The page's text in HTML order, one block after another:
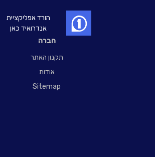
חברה
תקנון האתר
אודות
Sitemap
הורד אפליקציית
אנדרואיד כאן